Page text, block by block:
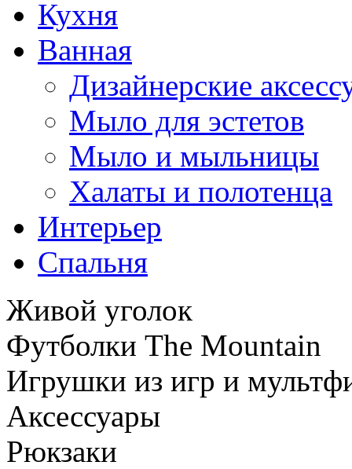
Кухня
Ванная
Дизайнерские
Мыло для эстетов
Мыло и мыльницы
Халаты и полотенца
Интерьер
Спальня
Живой уголок
Футболки The Mountain
Игрушки из игр и
Аксессуары
Рюкзаки